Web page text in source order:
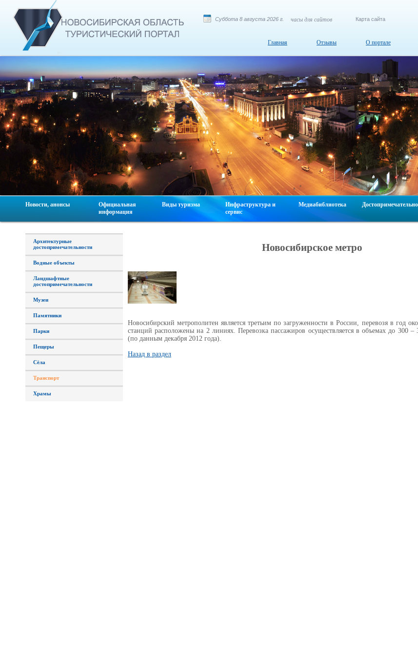
Суббота 8 августа 2026 г. часы для сайтов Карта сайта
Главная Отзывы О портале
Новости, анонсы
Официальная
информация
Виды туризма
Инфраструктура и
сервис
Медиабиблиотека
Архитектурные
достопримечательности
Водные объекты
Ландшафтные
достопримечательности
Музеи
Памятники
Парки
Пещеры
Сёла
Транспорт
Храмы
Новосибирское метро
Новосибирский метрополитен является третьим по загруженности в России, перевозя в год
станций расположены на 2 линиях. Перевозка пассажиров осуществляется в объемах до 300 –
(по данным декабря 2012 года).
Назад в раздел